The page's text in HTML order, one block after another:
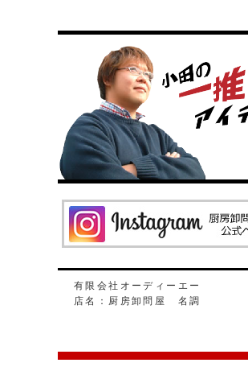
有限会社オーディーエー
店名：厨房卸問屋 名調